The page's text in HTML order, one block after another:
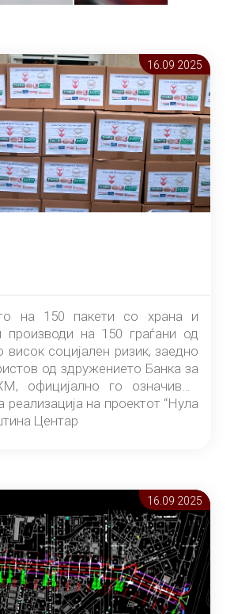
16.09 2025
на 150 пакети со храна и
производи на 150 граѓани од
висок социјален ризик, заедно
од здружението Банка за
официјално го означивме
реализација на проектот “Нула
Центар
16.09 2025